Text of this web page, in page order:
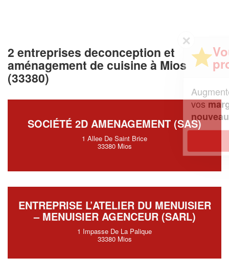
2 entreprises deconception et
aménagement de cuisine à Mios
(33380)
SOCIÉTÉ 2D AMENAGEMENT (SAS)
1 Allee De Saint Brice
33380 Mios
ENTREPRISE L’ATELIER DU MENUISIER
– MENUISIER AGENCEUR (SARL)
1 Impasse De La Palique
33380 Mios
Vous êtes un
professionnel ?
chiffre d'affaireset
vosmargestout en gagnant de
nouveaux clients
En savoir plus